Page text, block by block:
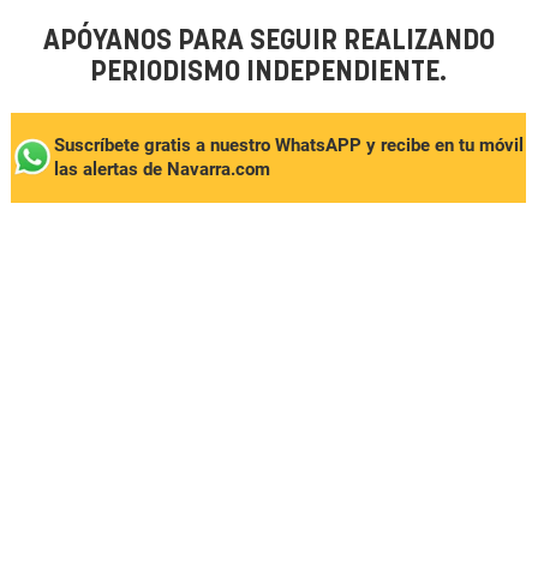
APÓYANOS PARA SEGUIR REALIZANDO
PERIODISMO INDEPENDIENTE.
Suscríbete gratis a nuestro WhatsAPP y recibe en tu móvil
las alertas de Navarra.com